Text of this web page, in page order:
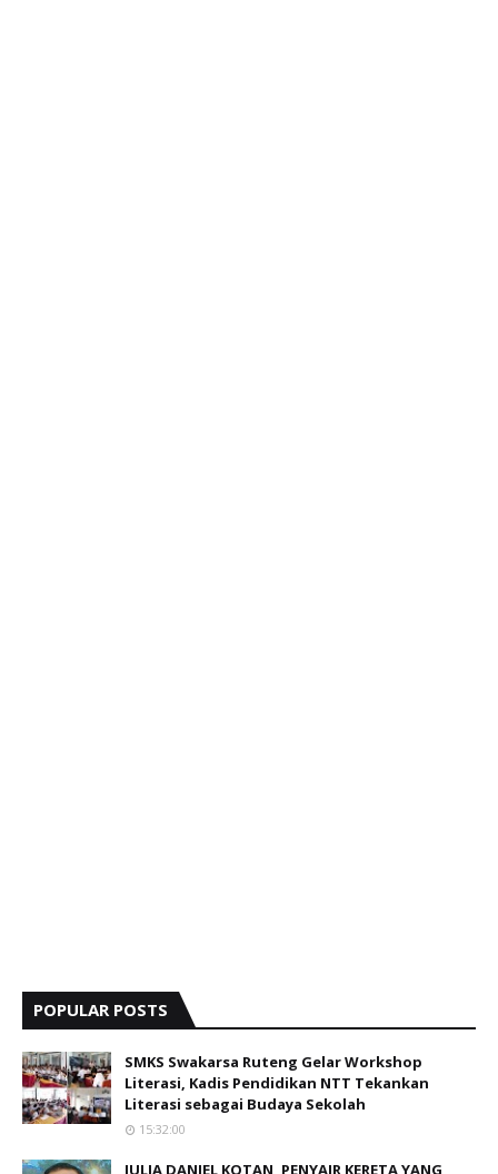
POPULAR POSTS
SMKS Swakarsa Ruteng Gelar Workshop
Literasi, Kadis Pendidikan NTT Tekankan
Literasi sebagai Budaya Sekolah
15:32:00
JULIA DANIEL KOTAN, PENYAIR KERETA YANG